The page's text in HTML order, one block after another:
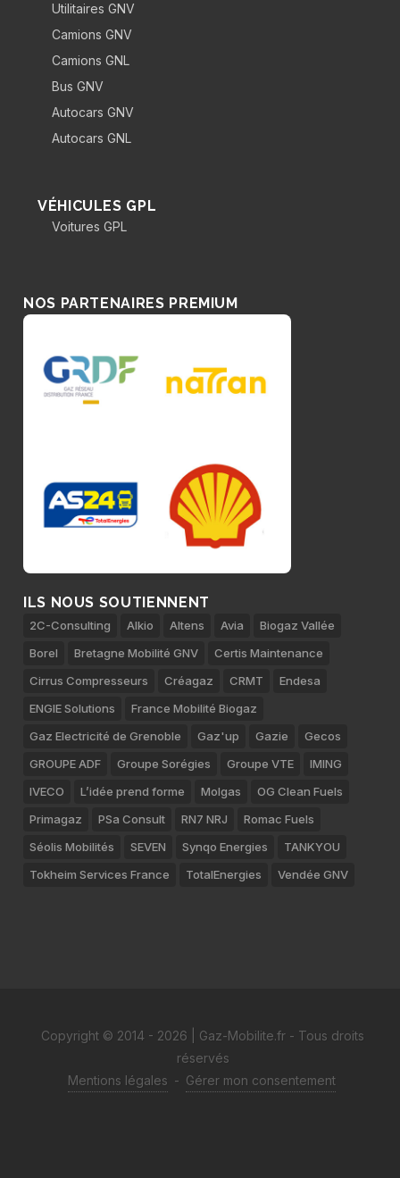
Utilitaires GNV
Camions GNV
Camions GNL
Bus GNV
Autocars GNV
Autocars GNL
VÉHICULES GPL
Voitures GPL
NOS PARTENAIRES PREMIUM
ILS NOUS SOUTIENNENT
2C-Consulting Alkio Altens Avia
Biogaz Vallée
Borel
Bretagne Mobilité GNV
Certis Maintenance
Cirrus Compresseurs
Créagaz CRMT
Endesa
ENGIE Solutions
France Mobilité Biogaz
Gaz Electricité de Grenoble
Gaz'up Gazie
Gecos
GROUPE ADF
Groupe Sorégies Groupe VTE
IMING
IVECO
L’idée prend forme Molgas
OG Clean Fuels
Primagaz
PSa Consult RN7 NRJ
Romac Fuels
Séolis Mobilités
SEVEN Synqo Energies
TANKYOU
Tokheim Services France
TotalEnergies Vendée GNV
Copyright © 2014 - 2026 | Gaz-Mobilite.fr - Tous droits
réservés
Mentions légales - Gérer mon consentement